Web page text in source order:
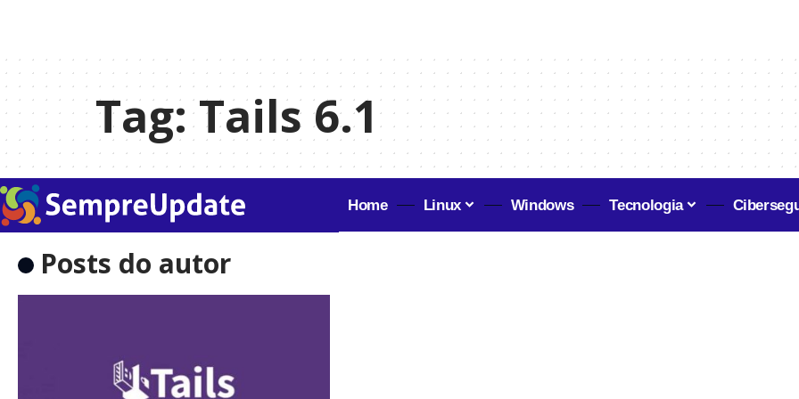
Tag:Tails 6.1
Home Linux Windows Tecnologia
Posts do autor